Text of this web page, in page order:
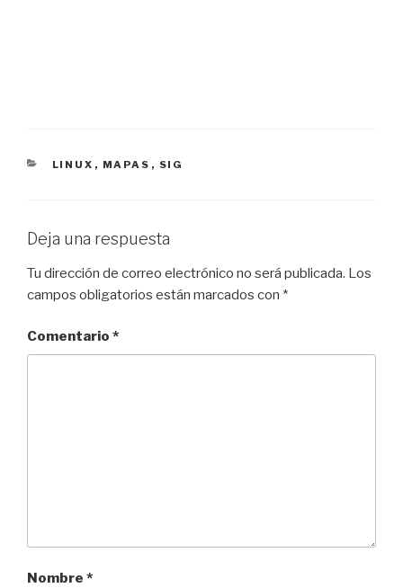
CATEGORÍAS
LINUX , MAPAS , SIG
Deja una respuesta
Tu dirección de correo electrónico no será publicada. Los
campos obligatorios están marcados con *
Comentario *
Nombre *